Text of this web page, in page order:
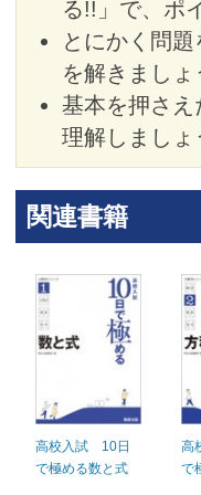
る!!」で、ポ
とにかく問
を解きましょ
基本を押さ
理解しましょ
関連書籍
高校入試 10日
で極める数と式
高
で